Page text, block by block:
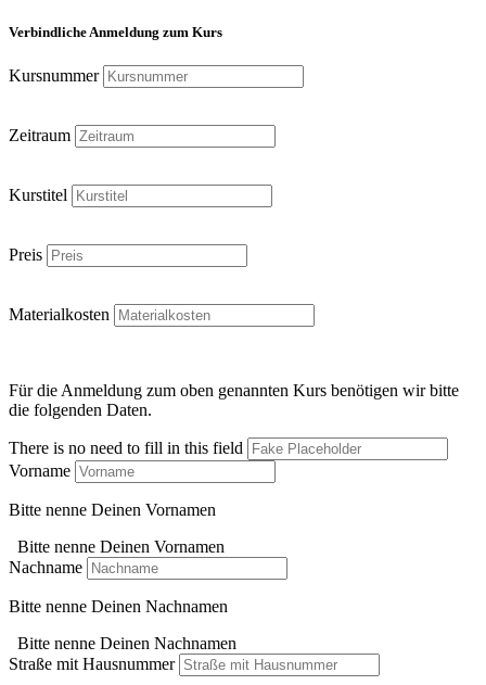
Verbindliche Anmeldung zum Kurs
Kursnummer
Zeitraum
Kurstitel
Preis
Materialkosten
Für die Anmeldung zum oben genannten Kurs benötigen wir bitte
die folgenden Daten.
There is no need to fill in this field
Vorname
Bitte nenne Deinen Vornamen
Bitte nenne Deinen Vornamen
Nachname
Bitte nenne Deinen Nachnamen
Bitte nenne Deinen Nachnamen
Straße mit Hausnummer